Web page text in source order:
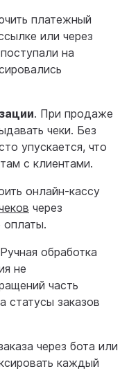
платежный
или через
на
. При продаже
чеки. Без
упускается, что
с клиентами.
онлайн-кассу
через
оплаты.
обработка
не
часть
статусы заказов
через бота или
каждый